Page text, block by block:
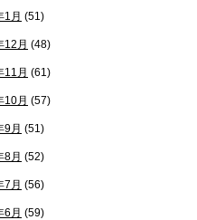
1月 (51)
12月 (48)
11月 (61)
10月 (57)
9月 (51)
8月 (52)
7月 (56)
6月 (59)